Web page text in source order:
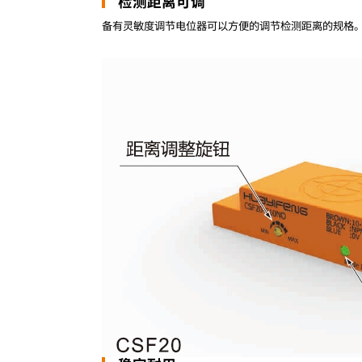
备有灵敏度调节电位器可以方便的调节检测距离的规格